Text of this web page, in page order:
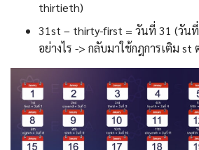
thirtieth)
31st – thirty-first = วันที่ 31 (วัน
อย่างไร -> กลับมาใช้กฎการเติม st